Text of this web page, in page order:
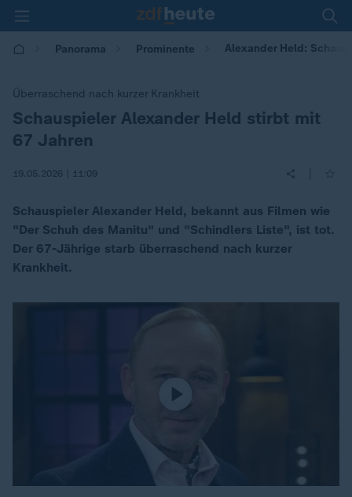
Panorama Prominente Alexander Held:
Überraschend nach kurzer Krankheit
:
Schauspieler Alexander Held stirbt mit
67 Jahren
19.05.2026 | 11:09
Schauspieler Alexander Held, bekannt aus Filmen wie
"Der Schuh des Manitu" und "Schindlers Liste", ist tot.
Der 67-Jährige starb überraschend nach kurzer
Krankheit.